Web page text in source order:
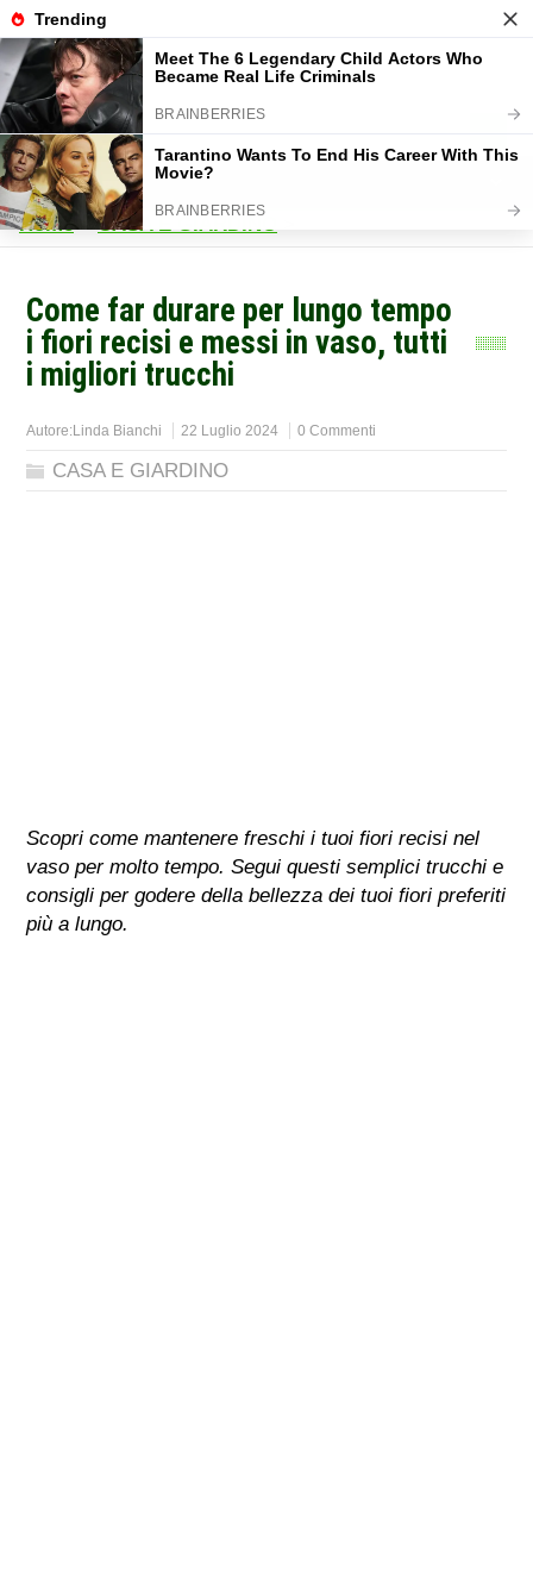
Home >CASA E GIARDINO
Come far durare per lungo tempo
i fiori recisi e messi in vaso, tutti
i migliori trucchi
Autore:Linda Bianchi 22 Luglio 2024 0 Commenti
CASA E GIARDINO
Scopri come mantenere freschi i tuoi fiori recisi nel
vaso per molto tempo. Segui questi semplici trucchi e
consigli per godere della bellezza dei tuoi fiori preferiti
più a lungo.